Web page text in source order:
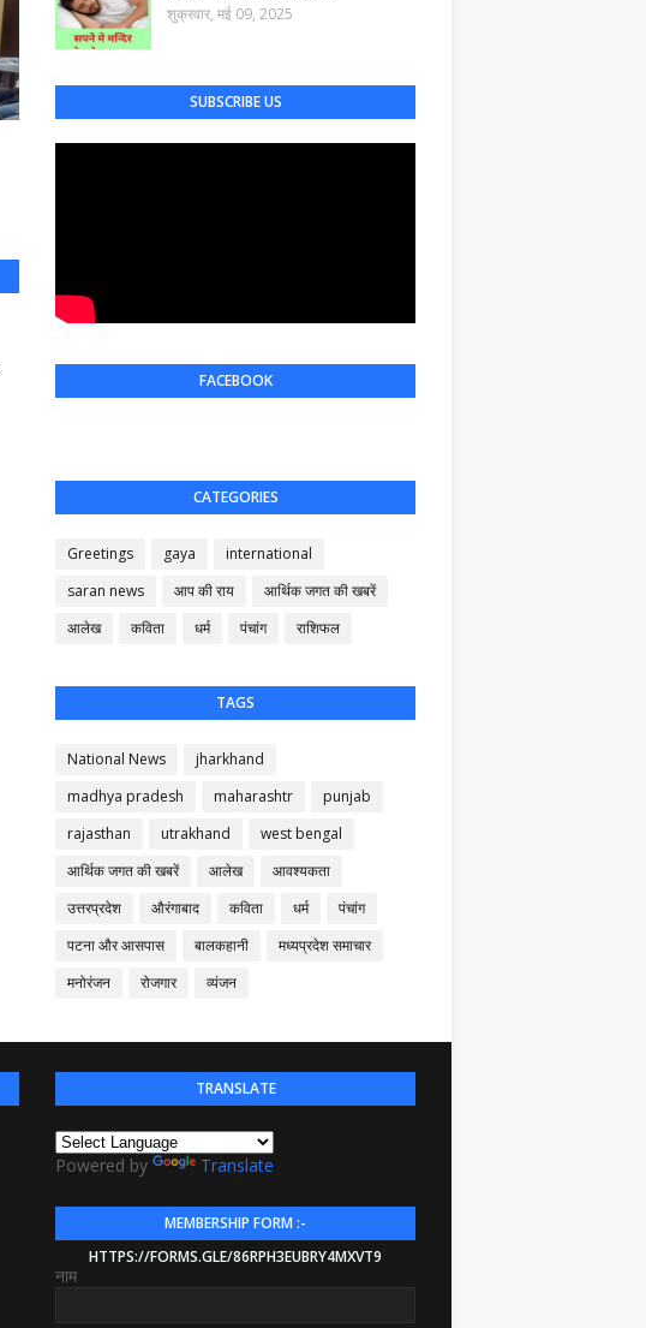
शुक्रवार, मई 09, 2025
SUBSCRIBE US
FACEBOOK
CATEGORIES
Greetings gaya
international
saran news
आप की राय
आर्थिक जगत की खबरें
आलेख
कविता धर्म पंचांग राशिफल
TAGS
National News
jharkhand
madhya pradesh
maharashtr
punjab
rajasthan
utrakhand
west bengal
आर्थिक जगत की खबरें
आलेख
आवश्यकता
उत्तरप्रदेश
औरंगाबाद कविता धर्म
पंचांग
पटना और आसपास
बालकहानी
मध्यप्रदेश समाचार
मनोरंजन
रोजगार व्यंजन
TRANSLATE
Powered by Translate
MEMBERSHIP FORM :-
HTTPS://FORMS.GLE/86RPH3EUBRY4MXVT9
नाम